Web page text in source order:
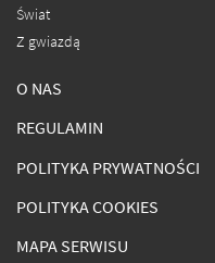
Świat
Z gwiazdą
O NAS
REGULAMIN
POLITYKA PRYWATNOŚCI
POLITYKA COOKIES
MAPA SERWISU